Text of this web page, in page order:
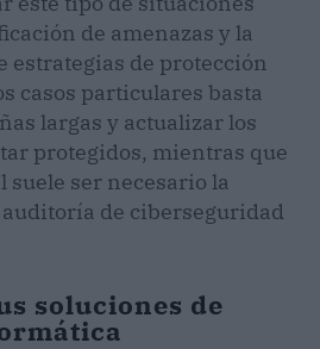
de amenazas y la
estrategias de protección
casos particulares basta
largas y actualizar los
protegidos, mientras que
ser necesario la
de ciberseguridad
soluciones de